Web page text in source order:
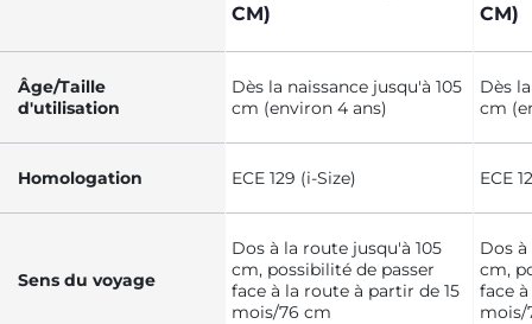
CM)
CM)
Âge/Taille
d'utilisation
Dès la naissance jusqu'à 105
cm (environ 4 ans)
Dès
cm
Homologation ECE 129 (i-Size) ECE
Sens du voyage
Dos à la route jusqu'à 105
cm, possibilité de passer
face à la route à partir de 15
mois/76 cm
Dos
cm,
face
mois/